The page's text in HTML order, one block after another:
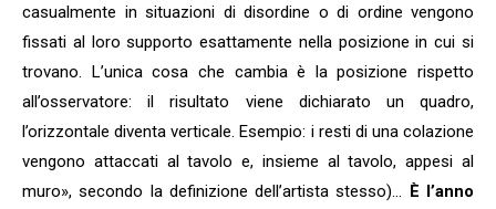
casualmente in situazioni di disordine o di ordine vengono
fissati al loro supporto esattamente nella posizione in cui si
trovano. L’unica cosa che cambia è la posizione rispetto
all’osservatore: il risultato viene dichiarato un quadro,
l’orizzontale diventa verticale. Esempio: i resti di una colazione
vengono attaccati al tavolo e, insieme al tavolo, appesi al
muro», secondo la definizione dell’artista stesso)… È l’anno